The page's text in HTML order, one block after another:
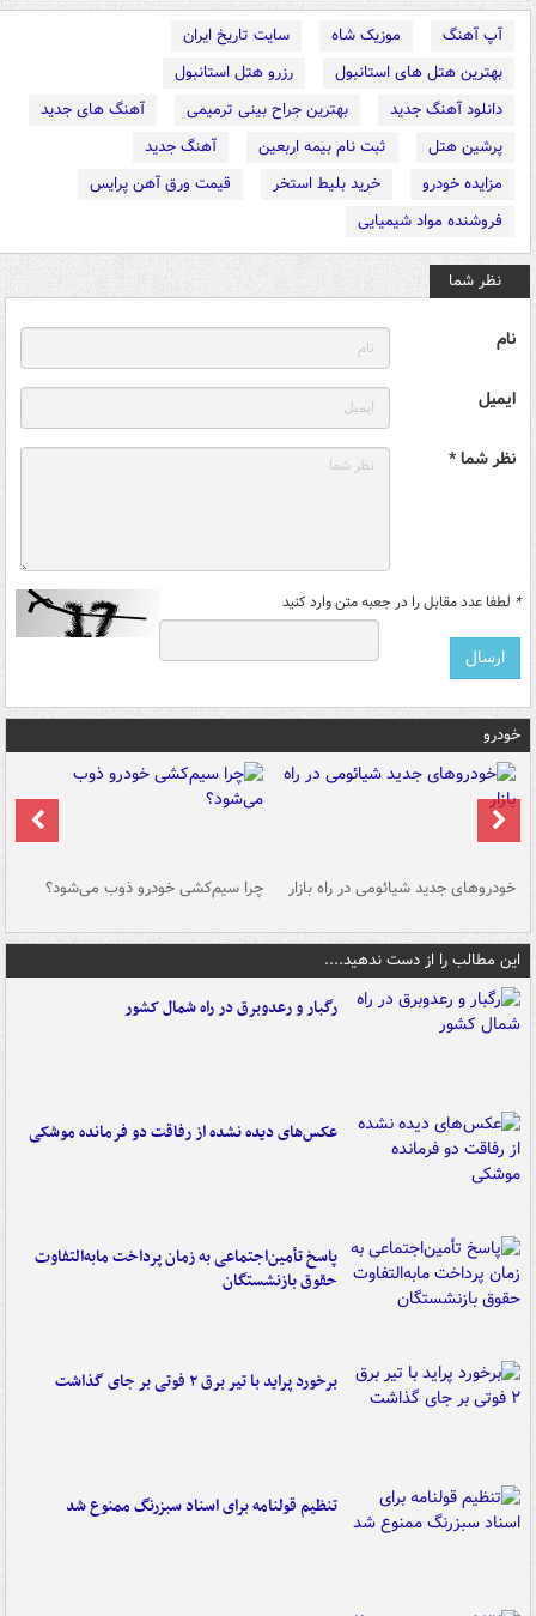
آپ آهنگ موزیک شاه
سایت تاریخ ایران
بهترین هتل های استانبول
رزرو هتل استانبول
دانلود آهنگ جدید
بهترین جراح بینی ترمیمی
آهنگ های جدید
پرشین هتل
ثبت نام بیمه اربعین
آهنگ جدید
مزایده خودرو
خرید بلیط استخر
قیمت ورق آهن پرایس
فروشنده مواد شیمیایی
نظر شما
نام
ایمیل
نظر شما *
* لطفا عدد مقابل را در جعبه متن وارد کنید
خودرو
خودروهای جدید شیائومی در راه بازار چرا سیم‌کشی خودرو ذوب می‌شود؟
این مطالب را از دست ندهید....
رگبار و رعدوبرق در راه شمال کشور
عکس‌های دیده نشده از رفاقت دو فرمانده‌ موشکی
پاسخ تأمین‌اجتماعی به زمان پرداخت مابه‌التفاوت
حقوق بازنشستگان
برخورد پراید با تیر برق ۲ فوتی بر جای گذاشت
تنظیم قولنامه برای اسناد سبزرنگ ممنوع شد